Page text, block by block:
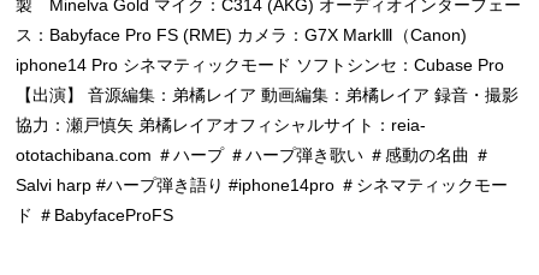
製 Minelva Gold マイク：C314 (AKG) オーディオインターフェー
ス：Babyface Pro FS (RME) カメラ：G7X MarkⅢ（Canon)
iphone14 Pro シネマティックモード ソフトシンセ：Cubase Pro
【出演】 音源編集：弟橘レイア 動画編集：弟橘レイア 録音・撮影
協力：瀬戸慎矢 弟橘レイアオフィシャルサイト：reia-
ototachibana.com ＃ハープ ＃ハープ弾き歌い ＃感動の名曲 ＃
Salvi harp #ハープ弾き語り #iphone14pro ＃シネマティックモー
ド ＃BabyfaceProFS